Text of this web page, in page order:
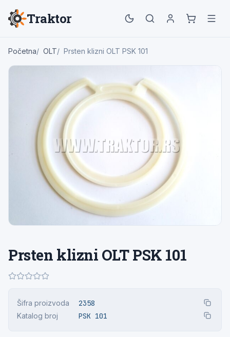
Traktor
Početna OLT Prsten klizni OLT PSK 101
Prsten klizni OLT PSK 101
Šifra proizvoda 2358
Katalog broj PSK 101